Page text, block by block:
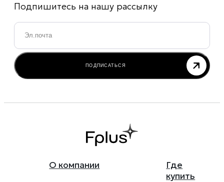
Подпишитесь на нашу рассылку
Email
ПОДПИСАТЬСЯ
О компании
Где
купить